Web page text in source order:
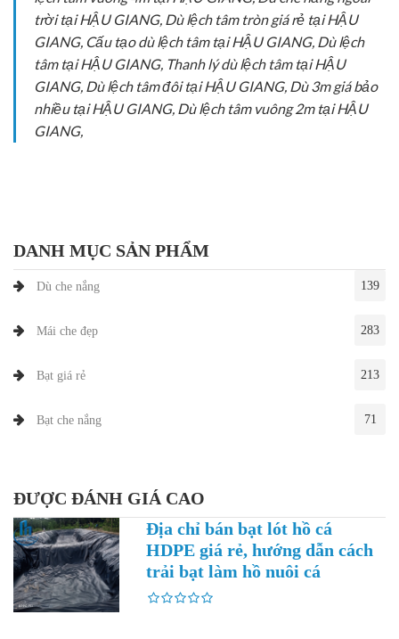
trời tại HẬU GIANG, Dù lệch tâm tròn giá rẻ tại HẬU
GIANG, Cấu tạo dù lệch tâm tại HẬU GIANG, Dù lệch
tâm tại HẬU GIANG, Thanh lý dù lệch tâm tại HẬU
GIANG, Dù lệch tâm đôi tại HẬU GIANG, Dù 3m giá bảo
nhiều tại HẬU GIANG, Dù lệch tâm vuông 2m tại HẬU
GIANG,
DANH MỤC SẢN PHẨM
Dù che nắng 139
Mái che đẹp 283
Bạt giá rẻ 213
Bạt che nắng 71
ĐƯỢC ĐÁNH GIÁ CAO
Địa chỉ bán bạt lót hồ cá
HDPE giá rẻ, hướng dẫn cách
trải bạt làm hồ nuôi cá